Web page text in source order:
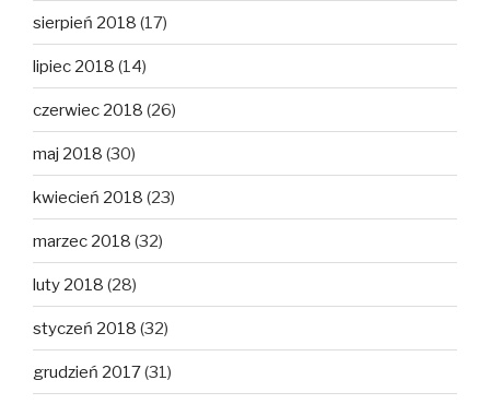
sierpień 2018 (17)
lipiec 2018 (14)
czerwiec 2018 (26)
maj 2018 (30)
kwiecień 2018 (23)
marzec 2018 (32)
luty 2018 (28)
styczeń 2018 (32)
grudzień 2017(31)